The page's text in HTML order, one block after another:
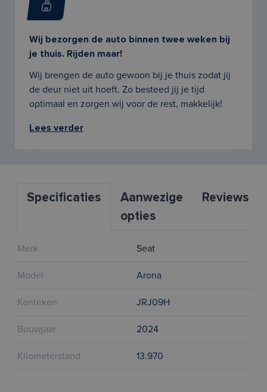
Wij bezorgen de auto binnen twee weken bij
je thuis. Rijden maar!
Wij brengen de auto gewoon bij je thuis zodat jij
de deur niet uit hoeft. Zo besteed jij je tijd
optimaal en zorgen wij voor de rest, makkelijk!
Lees verder
Specificaties
Aanwezige
opties
Reviews
Merk Seat
Model Arona
Kenteken JRJ09H
Bouwjaar 2024
Kilometerstand 13.970